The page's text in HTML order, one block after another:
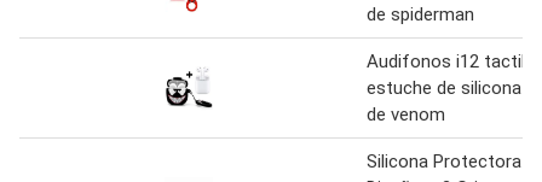
de spiderman
Audifonos i12 tactil
estuche de silicona
de venom
Silicona Protectora